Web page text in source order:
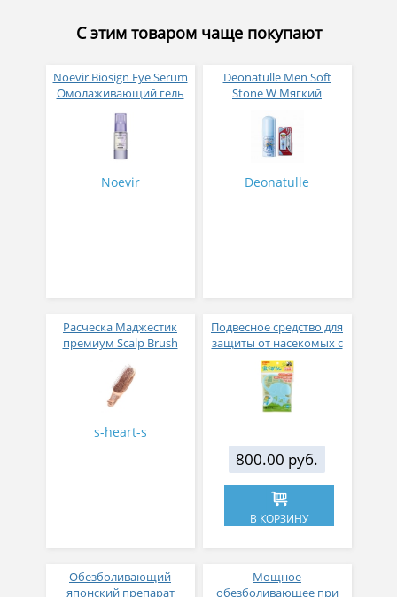
С этим товаром чаще покупают
Noevir Biosign Eye Serum
Омолаживающий гель
клеточным комплексом
20 гр
Noevir
Deonatulle Men Soft
Stone W Мягкий
дезодорант-
антиперспирант стик
для мужчин 20 гр
Deonatulle
Расческа Маджестик
премиум Scalp Brush
s-heart-s
Подвесное средство для
защиты от насекомых с
0 месяцев
800.00 руб.
В КОРЗИНУ
Обезболивающий
японский препарат
Мощное
обезболивающее при